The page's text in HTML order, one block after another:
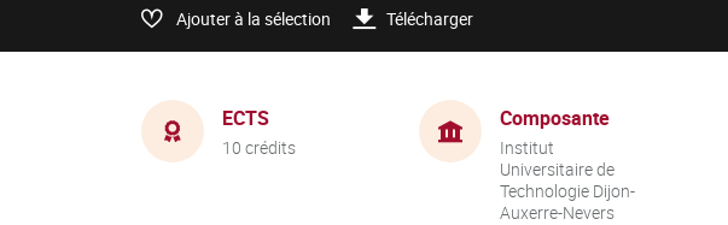
Ajouter à la sélection Télécharger
ECTS
10 crédits
Composante
Institut
Universitaire de
Technologie Dijon-
Auxerre-Nevers